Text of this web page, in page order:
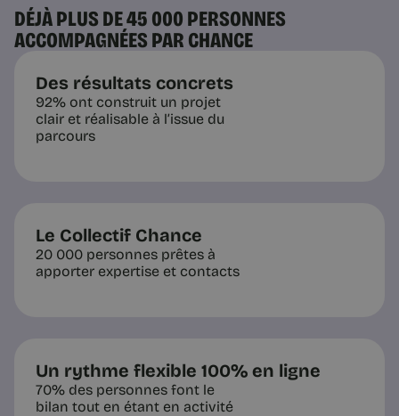
DÉJÀ PLUS DE 45 000 PERSONNES
ACCOMPAGNÉES PAR CHANCE
Des résultats concrets
92% ont construit un projet
clair et réalisable à l’issue du
parcours
Le Collectif Chance
20 000 personnes prêtes à
apporter expertise et contacts
Un rythme flexible 100% en ligne
70% des personnes font le
bilan tout en étant en activité